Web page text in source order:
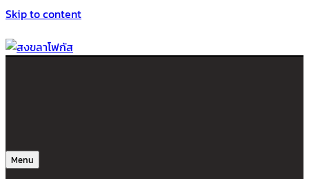
Skip to content
Menu